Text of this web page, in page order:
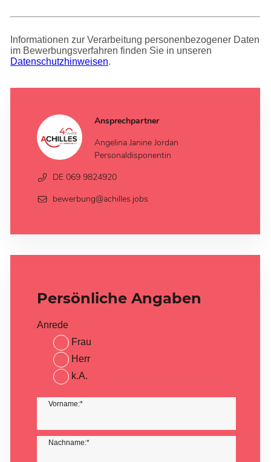
Ansprechpartner
Angelina Janine Jordan
Personaldisponentin
DE 069 9824920
bewerbung@achilles.jobs
Persönliche Angaben
Anrede
Frau
Herr
k.A.
Vorname:*
Nachname:*
Informationen zur Verarbeitung personenbezogener Daten
im Bewerbungsverfahren finden Sie in unseren
Datenschutzhinweisen.